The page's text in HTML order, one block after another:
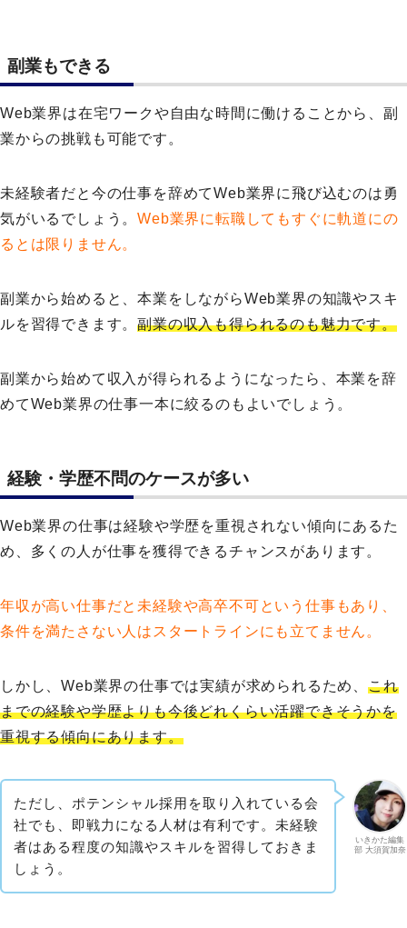
副業もできる
Web業界は在宅ワークや自由な時間に働けることから、副
業からの挑戦も可能です。
未経験者だと今の仕事を辞めてWeb業界に飛び込むのは勇
気がいるでしょう。Web業界に転職してもすぐに軌道にの
るとは限りません。
副業から始めると、本業をしながらWeb業界の知識やスキ
ルを習得できます。副業の収入も得られるのも魅力です。
副業から始めて収入が得られるようになったら、本業を辞
めてWeb業界の仕事一本に絞るのもよいでしょう。
経験・学歴不問のケースが多い
Web業界の仕事は経験や学歴を重視されない傾向にあるた
め、多くの人が仕事を獲得できるチャンスがあります。
年収が高い仕事だと未経験や高卒不可という仕事もあり、
条件を満たさない人はスタートラインにも立てません。
しかし、Web業界の仕事では実績が求められるため、 これ
までの経験や学歴よりも今後どれくらい活躍できそうかを
重視する傾向にあります。
いきかた編集
部 大須賀加奈
ただし、ポテンシャル採用を取り入れている会
社でも、即戦力になる人材は有利です。未経験
者はある程度の知識やスキルを習得しておきま
しょう。